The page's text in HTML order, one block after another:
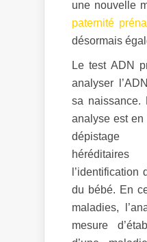
une nouvelle
paternité
désormais
Le test ADN
analyser
sa naissance.
analyse est
dépistage
du bébé. En
maladies,
mesure